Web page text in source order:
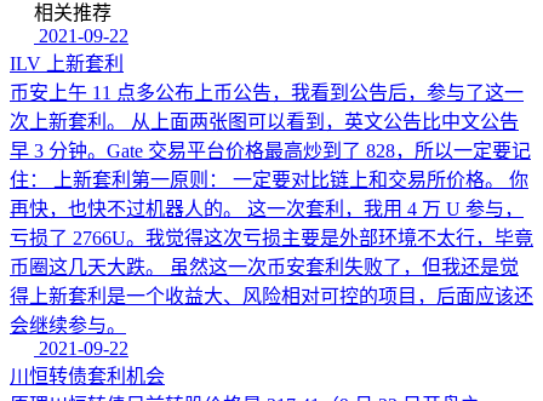
相关推荐
2021-09-22
ILV 上新套利
币安上午 11 点多公布上币公告，我看到公告后，参与了这一
次上新套利。 从上面两张图可以看到，英文公告比中文公告
早 3 分钟。Gate 交易平台价格最高炒到了 828，所以一定要记
住： 上新套利第一原则： 一定要对比链上和交易所价格。 你
再快，也快不过机器人的。 这一次套利，我用 4 万 U 参与，
亏损了 2766U。我觉得这次亏损主要是外部环境不太行，毕竟
币圈这几天大跌。 虽然这一次币安套利失败了，但我还是觉
得上新套利是一个收益大、风险相对可控的项目，后面应该还
会继续参与。
2021-09-22
川恒转债套利机会